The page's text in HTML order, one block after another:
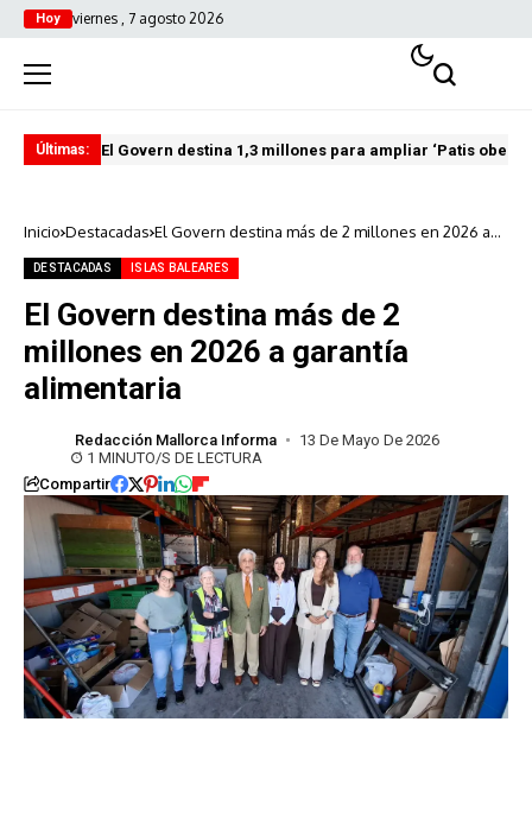
Hoy viernes , 7 agosto 2026
Últimas: El Govern destina 1,3 millones para ampliar ‘Patis
Inicio Destacadas El Govern destina más de 2 millones en 2026 a
DESTACADAS ISLAS BALEARES
El Govern destina más de 2
millones en 2026 a garantía
alimentaria
Redacción Mallorca Informa
13 De Mayo De 2026
1 MINUTO/S DE LECTURA
Compartir